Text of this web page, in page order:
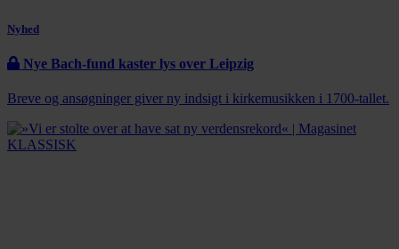
Nyhed
Nye Bach-fund kaster lys over Leipzig
Breve og ansøgninger giver ny indsigt i kirkemusikken i 1700-tallet.